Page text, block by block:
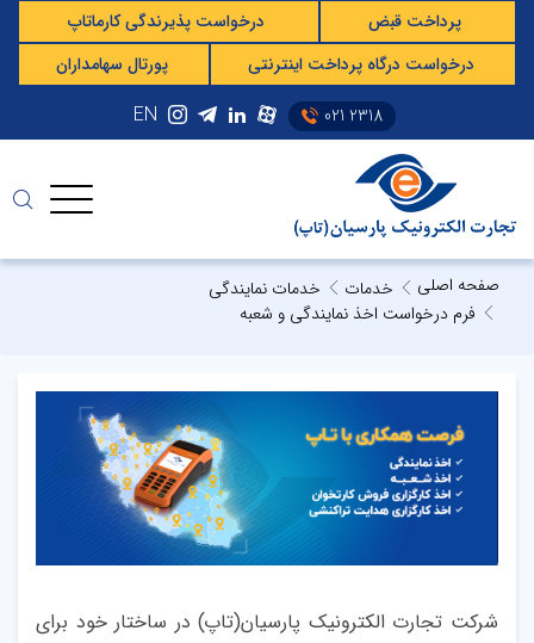
پرداخت قبض
درخواست پذیرندگی کارماتاپ
درخواست درگاه پرداخت اینترنتی
پورتال سهامداران
EN 021 2318
صفحه اصلی خدمات
خدمات نمایندگی
فرم درخواست اخذ نمایندگی و شعبه
شرکت تجارت الکترونیک پارسیان(تاپ) در ساختار خود برای